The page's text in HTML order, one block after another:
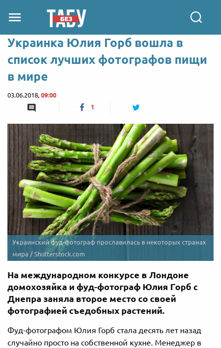
Украинка Юлия Горб вошла в
список лучших фотографов пищи
в мире
03.06.2018, 09:00
1
Украинский фуд-фотограф прославилась в некоторых странах
мира / Shutterstock.com
На международном конкурсе в Лондоне
домохозяйка и фуд-фотограф Юлия Горб с
Днепра заняла второе место со своей
фотографией съедобных растений.
Фуд-фотографом Юлия Горб стала десять лет назад
случайно просто на собственной кухне. Менеджер в